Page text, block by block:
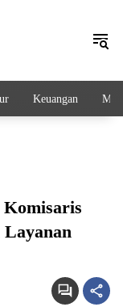
Keuangan
Layanan